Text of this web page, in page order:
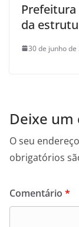
da
30 de junho de
Deixe
O seu
obrigatórios
Comentário *